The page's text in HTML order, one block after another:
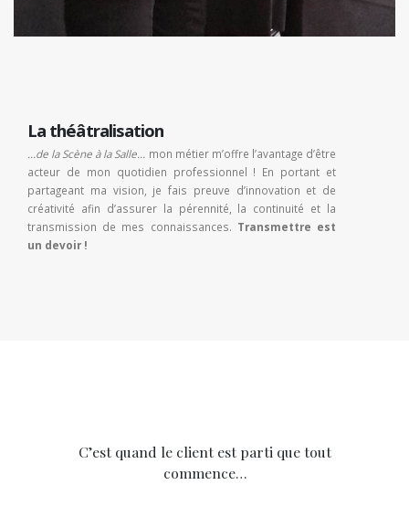
La théâtralisation
…de la Scène à la Salle… mon métier m’offre l’avantage d’être
acteur de mon quotidien professionnel ! En portant et
partageant ma vision, je fais preuve d’innovation et de
créativité afin d’assurer la pérennité, la continuité et la
transmission de mes connaissances. Transmettre est
un devoir !
C’est quand le client est parti que tout
commence…